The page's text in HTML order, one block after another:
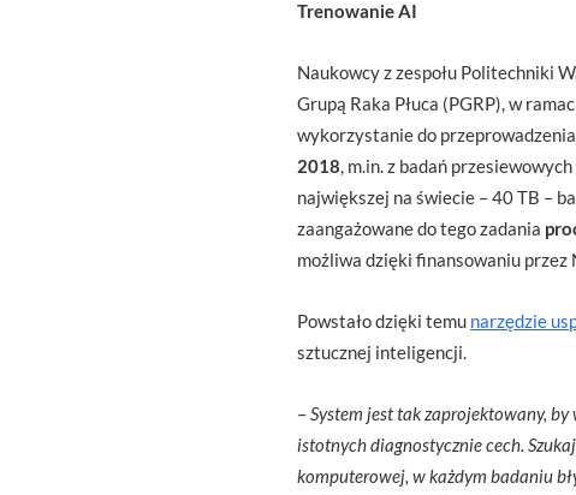
Trenowanie AI
Naukowcy z zespołu Politechniki
Grupą Raka Płuca (PGRP), w
wykorzystanie do
2018, m.in. z badań
największej na świecie – 40 TB –
zaangażowane do tego zadania
możliwa dzięki finansowaniu przez
Powstało dzięki temu narzędzie
sztucznej inteligencji.
–System jest tak zaprojektowany,
istotnych diagnostycznie cech.
komputerowej, w każdym badaniu